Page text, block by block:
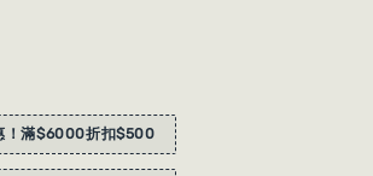
！滿$6000折扣$500